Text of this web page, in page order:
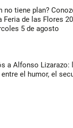
no tiene plan?
Feria de las Flores
5 de agosto
a Alfonso Lizarazo:
entre el humor, el